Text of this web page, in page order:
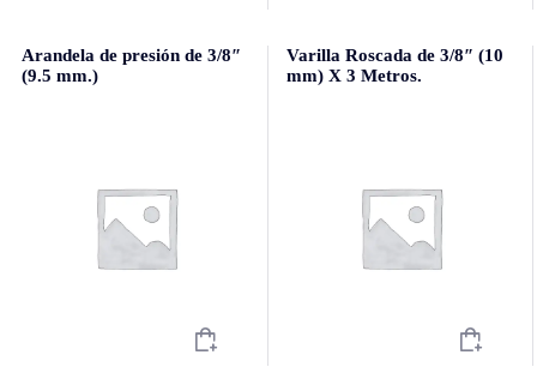
Arandela de presión de 3/8″
(9.5 mm.)
Varilla Roscada de 3/8″ (10
mm) X 3 Metros.